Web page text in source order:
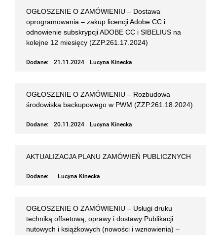
OGŁOSZENIE O ZAMÓWIENIU – Dostawa
oprogramowania – zakup licencji Adobe CC i
odnowienie subskrypcji ADOBE CC i SIBELIUS na
kolejne 12 miesięcy (ZZP.261.17.2024)
Dodane: 21.11.2024 Lucyna Kinecka
OGŁOSZENIE O ZAMÓWIENIU – Rozbudowa
środowiska backupowego w PWM (ZZP.261.18.2024)
Dodane: 20.11.2024 Lucyna Kinecka
AKTUALIZACJA PLANU ZAMÓWIEŃ PUBLICZNYCH
Dodane: Lucyna Kinecka
OGŁOSZENIE O ZAMÓWIENIU – Usługi druku
techniką offsetową, oprawy i dostawy Publikacji
nutowych i książkowych (nowości i wznowienia) –